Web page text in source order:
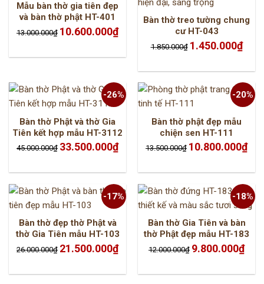
Mẫu bàn thờ gia tiên đẹp
và bàn thờ phật HT-401
13.000.000₫ Giá
gốc
10.600.000₫Giá
hiện
10.600.000₫.
Bàn thờ treo tường chung
cư HT-043
1.850.000₫ Giá
gốc
1.450.000₫Giá
hiện
-26%
Bàn thờ Phật và thờ Gia
Tiên kết hợp mẫu HT-3112
45.000.000₫ Giá
gốc
33.500.000₫Giá
hiện
33.500.000₫.
-20%
Bàn thờ phật đẹp mẫu
chiện sen HT-111
13.500.000₫ Giá
gốc
10.800.000₫Giá
hiện
-17%
Bàn thờ đẹp thờ Phật và
thờ Gia Tiên mẫu HT-103
26.000.000₫ Giá
gốc
21.500.000₫Giá
hiện
21.500.000₫.
-18%
Bàn thờ Gia Tiên và bàn
thờ Phật đẹp mẫu HT-183
12.000.000₫ Giá
gốc
9.800.000₫Giá
hiện